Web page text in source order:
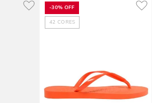
-30% OFF
42 CORES